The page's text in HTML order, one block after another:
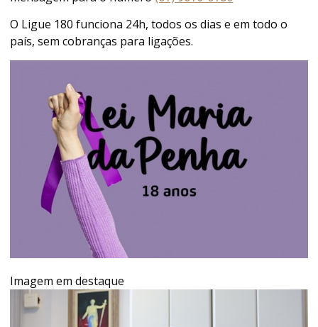
O Ligue 180 funciona 24h, todos os dias e em todo o
país, sem cobranças para ligações.
Imagem em destaque